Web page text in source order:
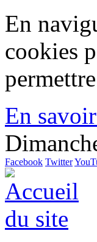
En
cookies
En
Facebook Twitter